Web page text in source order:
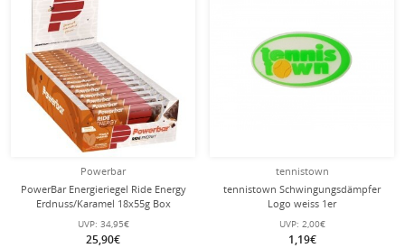
Powerbar
PowerBar Energieriegel Ride Energy
Erdnuss/Karamel 18x55g Box
UVP: 34,95€
25,90€
tennistown
tennistown Schwingungsdämpfer
Logo weiss 1er
UVP: 2,00€
1,19€